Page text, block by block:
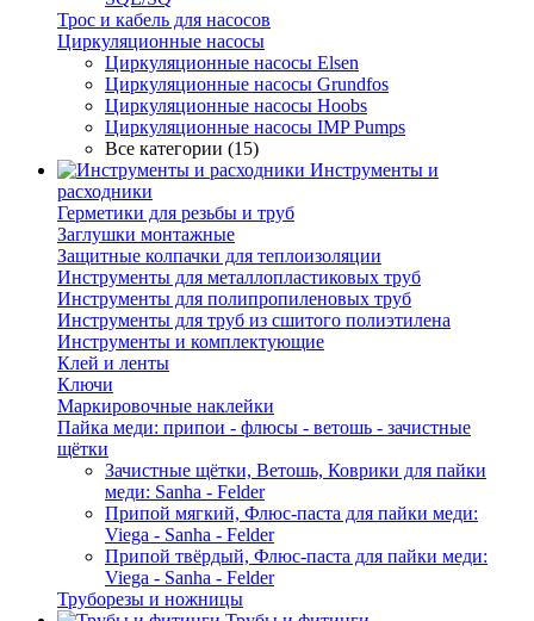
Трос и кабель для насосов
Циркуляционные насосы
Циркуляционные насосы Elsen
Циркуляционные насосы Grundfos
Циркуляционные насосы Hoobs
Циркуляционные насосы IMP Pumps
Все категории (15)
Инструменты и
расходники
Герметики для резьбы и труб
Заглушки монтажные
Защитные колпачки для теплоизоляции
Инструменты для металлопластиковых труб
Инструменты для полипропиленовых труб
Инструменты для труб из сшитого полиэтилена
Инструменты и комплектующие
Клей и ленты
Ключи
Маркировочные наклейки
Пайка меди: припои - флюсы - ветошь - зачистные
щётки
Зачистные щётки, Ветошь, Коврики для пайки
меди: Sanha - Felder
Припой мягкий, Флюс-паста для пайки меди:
Viega - Sanha - Felder
Припой твёрдый, Флюс-паста для пайки меди:
Viega - Sanha - Felder
Труборезы и ножницы